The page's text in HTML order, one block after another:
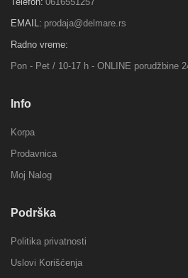
EMAIL: prodaja@delmare.rs
Radno vreme:
Pon - Pet / 10-17 h - ONLINE porudžbine
Info
Korpa
Prodavnica
Moj Nalog
Podrška
Politika privatnosti
Uslovi Korišćenja